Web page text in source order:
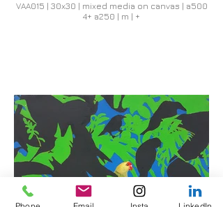
VAA015 | 30x30 | mixed media on canvas | a500
4+ a250 | m | +